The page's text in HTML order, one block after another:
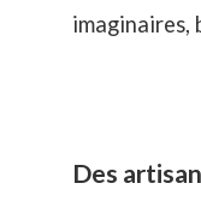
imaginaires,
Des